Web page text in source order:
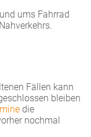
ums Fahrrad
Fällen kann
bleiben
die
nochmal